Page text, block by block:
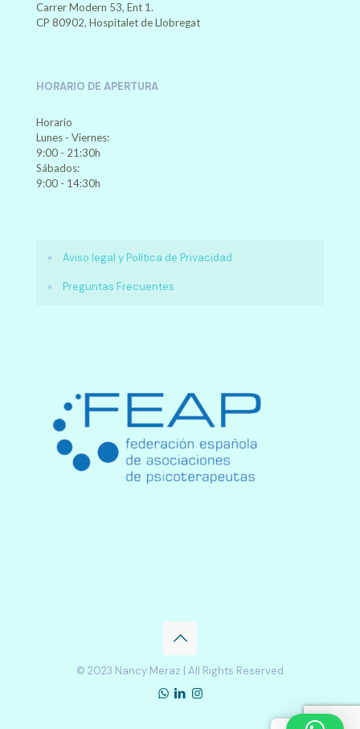
Carrer Modern 53, Ent 1.
CP 80902, Hospitalet de Llobregat
HORARIO DE APERTURA
Horario
Lunes - Viernes:
9:00 - 21:30h
Sábados:
9:00 - 14:30h
Aviso legal y Política de Privacidad
Preguntas Frecuentes
© 2023 Nancy Meraz | All Rights Reserved